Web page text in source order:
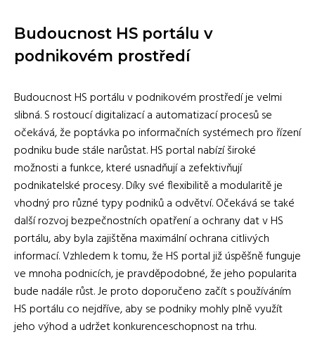
Budoucnost HS portálu v
podnikovém prostředí
Budoucnost HS portálu v podnikovém prostředí je velmi
slibná. S rostoucí digitalizací a automatizací procesů se
očekává, že poptávka po informačních systémech pro řízení
podniku bude stále narůstat. HS portal nabízí široké
možnosti a funkce, které usnadňují a zefektivňují
podnikatelské procesy. Díky své flexibilitě a modularitě je
vhodný pro různé typy podniků a odvětví. Očekává se také
další rozvoj bezpečnostních opatření a ochrany dat v HS
portálu, aby byla zajištěna maximální ochrana citlivých
informací. Vzhledem k tomu, že HS portal již úspěšně funguje
ve mnoha podnicích, je pravděpodobné, že jeho popularita
bude nadále růst. Je proto doporučeno začít s používáním
HS portálu co nejdříve, aby se podniky mohly plně využít
jeho výhod a udržet konkurenceschopnost na trhu.